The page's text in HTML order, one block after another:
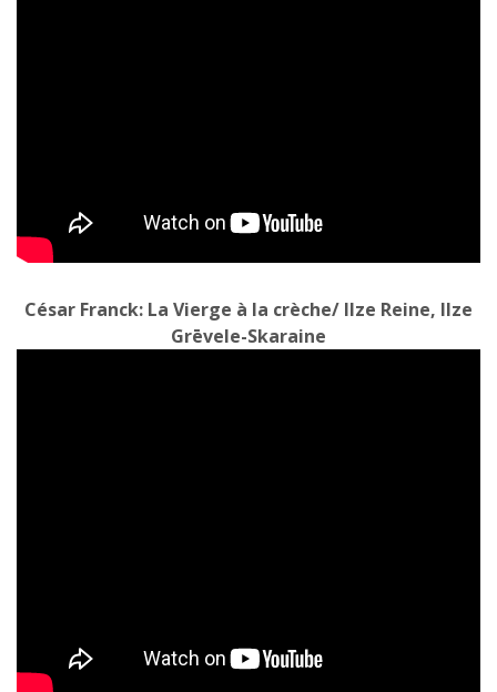
César Franck: La Vierge à la crèche/ Ilze Reine, Ilze
Grēvele-Skaraine